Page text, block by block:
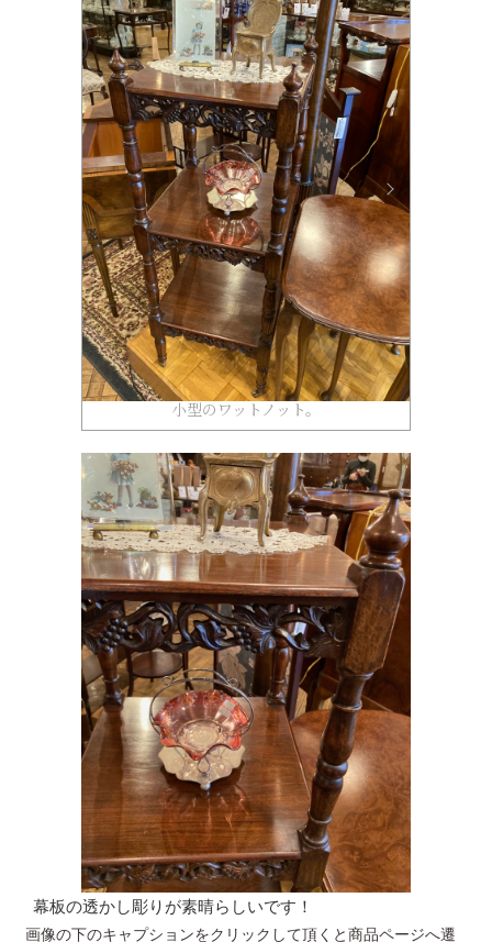
小型のワットノット。
幕板の透かし彫りが素晴らしいです！
画像の下のキャプションをクリックして頂くと商品ページへ遷